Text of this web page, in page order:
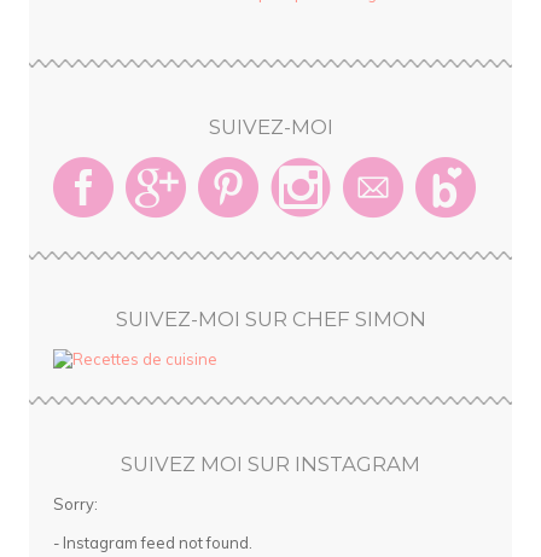
SUIVEZ-MOI
SUIVEZ-MOI SUR CHEF SIMON
SUIVEZ MOI SUR INSTAGRAM
Sorry:
- Instagram feed not found.